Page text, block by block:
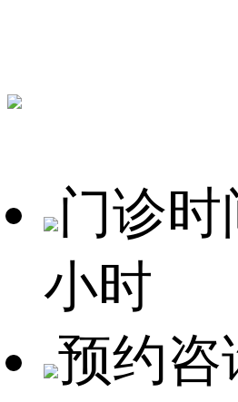
门诊时
小时
预约咨